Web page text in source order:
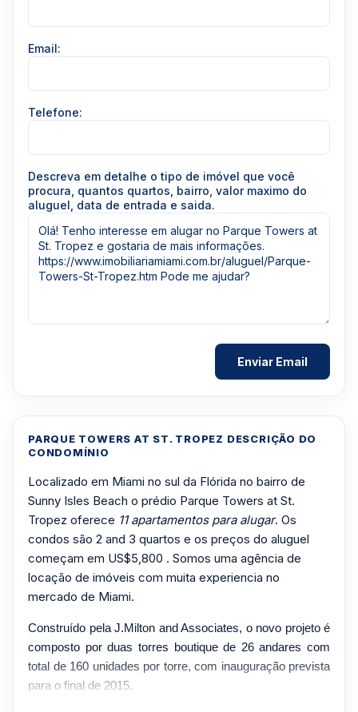
PARQUE TOWERS AT ST. TROPEZ DESCRIÇÃO DO
CONDOMÍNIO
Localizado em Miami no sul da Flórida no bairro de
Sunny Isles Beach o prédio Parque Towers at St.
Tropez oferece 11 apartamentos para alugar. Os
condos são 2 and 3 quartos e os preços do aluguel
começam em US$5,800 . Somos uma agência de
locação de imóveis com muita experiencia no
mercado de Miami.
Construído pela J.Milton and Associates, o novo projeto é
composto por duas torres boutique de 26 andares com
total de 160 unidades por torre, com inauguração prevista
para o final de 2015.
Email:
Telefone:
Descreva em detalhe o tipo de imóvel que você
procura, quantos quartos, bairro, valor maximo do
aluguel, data de entrada e saida.